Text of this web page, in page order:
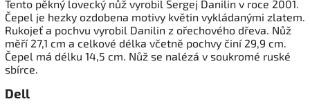
Tento pěkný lovecký nůž vyrobil Sergej Danilin v roce 2001.
Čepel je hezky ozdobena motivy květin vykládanými zlatem.
Rukojeť a pochvu vyrobil Danilin z ořechového dřeva. Nůž
měří 27,1 cm a celkové délka včetně pochvy činí 29,9 cm.
Čepel má délku 14,5 cm. Nůž se nalézá v soukromé ruské
sbírce.
Dell